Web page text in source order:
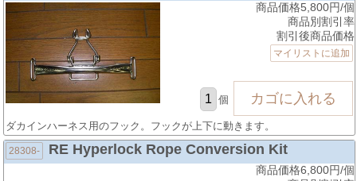
商品価格5,800円/個
商品別割引率
割引後商品価格
マイリストに追加
個
ダカインハーネス用のフック。フックが上下に動きます。
28308- RE Hyperlock Rope Conversion Kit
商品価格6,800円/個